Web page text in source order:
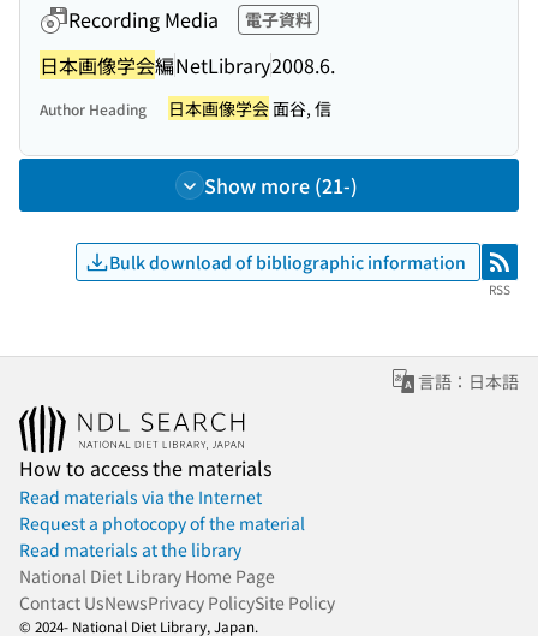
Recording Media 電子資料
日本画像学会編NetLibrary2008.6.
Author Heading 日本画像学会面谷, 信
Show more (21-)
Bulk download of bibliographic information RSS
RSS
言語：日本語
How to access the materials
Read materials via the Internet
Request a photocopy of the material
Read materials at the library
National Diet Library Home Page
Contact UsNewsPrivacy PolicySite Policy
© 2024- National Diet Library, Japan.